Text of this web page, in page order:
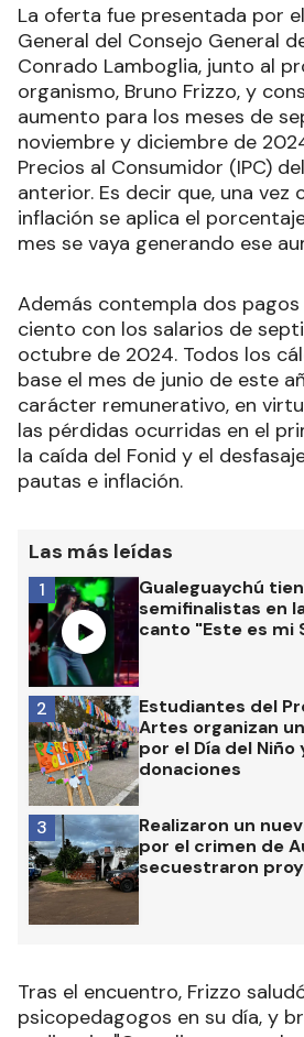
La oferta fue presentada por
General del Consejo General
Conrado Lamboglia, junto al
organismo, Bruno Frizzo, y
aumento para los meses de
noviembre y diciembre de
Precios al Consumidor (IPC)
anterior. Es decir que, una vez
inflación se aplica el
mes se vaya generando ese
Además contempla dos
ciento con los salarios de
octubre de 2024. Todos los
base el mes de junio de este
carácter remunerativo, en
las pérdidas ocurridas en el
la caída del Fonid y el
pautas e inflación.
Las más leídas
Gualeguaychú
semifinalistas en
canto "Este es mi
1
Estudiantes del
Artes organizan
por el Día del Niño
donaciones
2
Realizaron un
por el crimen de
secuestraron
3
Tras el encuentro, Frizzo
psicopedagogos en su día, y